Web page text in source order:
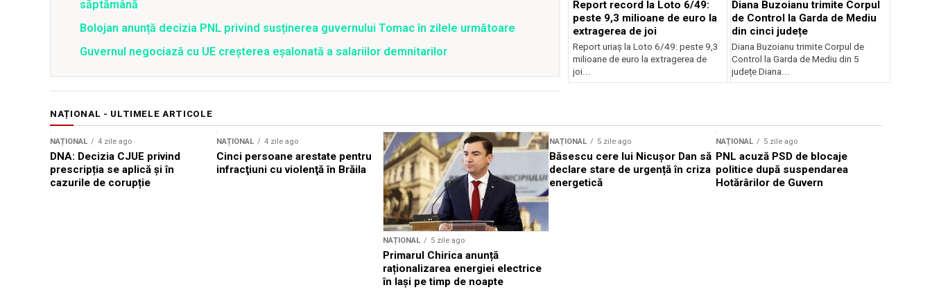
săptămână
Bolojan anunță decizia PNL privind susținerea guvernului Tomac în zilele următoare
Guvernul negociază cu UE creșterea eșalonată a salariilor demnitarilor
Report record la Loto 6/49:
peste 9,3 milioane de euro la
extragerea de joi
Report uriaș la Loto 6/49: peste 9,3
milioane de euro la extragerea de
joi...
Diana Buzoianu trimite Corpul
de Control la Garda de Mediu
din cinci județe
Diana Buzoianu trimite Corpul de
Control la Garda de Mediu din 5
județe Diana...
NAȚIONAL - ULTIMELE ARTICOLE
NAȚIONAL 4 zile ago
DNA: Decizia CJUE privind
prescripția se aplică și în
cazurile de corupție
NAȚIONAL 4 zile ago
Cinci persoane arestate pentru
infracţiuni cu violenţă în Brăila
NAȚIONAL 5 zile ago
Primarul Chirica anunță
raționalizarea energiei electrice
în Iași pe timp de noapte
NAȚIONAL 5 zile ago
Băsescu cere lui Nicușor Dan să
declare stare de urgență în criza
energetică
NAȚIONAL 5 zile ago
PNL acuză PSD de blocaje
politice după suspendarea
Hotărârilor de Guvern